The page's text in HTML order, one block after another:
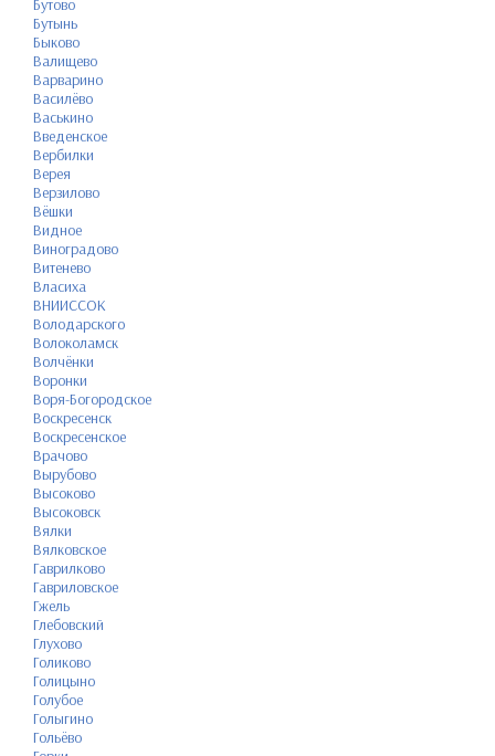
Бутынь
Быково
Валищево
Варварино
Василёво
Васькино
Введенское
Вербилки
Верея
Верзилово
Вёшки
Видное
Виноградово
Витенево
Власиха
ВНИИССОК
Володарского
Волоколамск
Волчёнки
Воронки
Воря-Богородское
Воскресенск
Воскресенское
Врачово
Вырубово
Высоково
Высоковск
Вялки
Вялковское
Гаврилково
Гавриловское
Гжель
Глебовский
Глухово
Голиково
Голицыно
Голубое
Голыгино
Гольёво